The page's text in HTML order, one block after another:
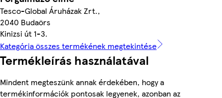
Tesco-Global Áruházak Zrt.,
2040 Budaörs
Kinizsi út 1-3.
Kategória összes termékének megtekintése
Termékleírás használatával
Mindent megteszünk annak érdekében, hogy a
termékinformációk pontosak legyenek, azonban az